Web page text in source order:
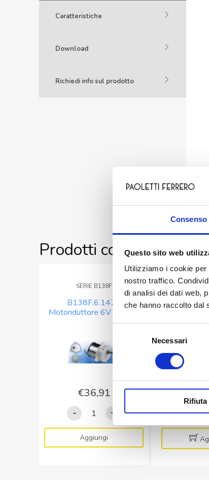
Consenso
Questo sito web
Utilizziamo i cookie
nostro traffico.
di analisi dei dati web,
che hanno raccolto dal
consenso
Necessari
Rifiuta
Caratteristiche
Download
Richiedi info sul prodotto
Prodotti correlati
SERIE B138F
B138F.6.1470
Motoriduttore 6V 1,8/1,6
€36,91
-
B138F.6.1470
Motoriduttore
6V
1,8/1,6
+
Aggiungi
SERIE
€
-